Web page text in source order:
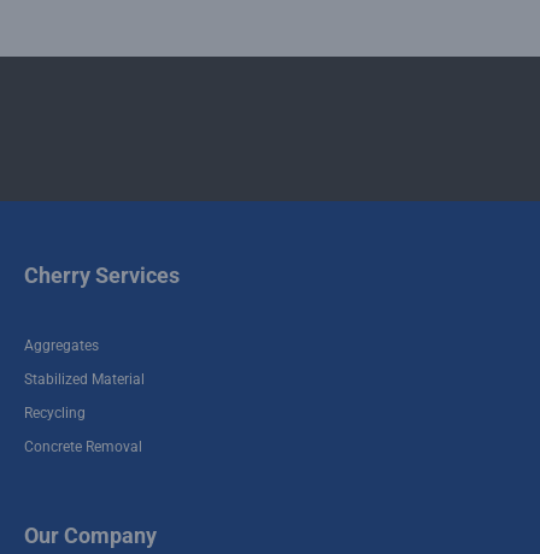
Cherry Services
Aggregates
Stabilized Material
Recycling
Concrete Removal
Our Company